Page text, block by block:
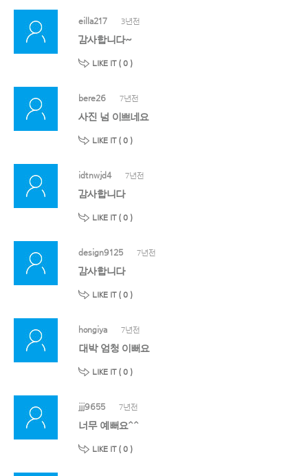
eilla217 3년전
감사합니다~
LIKE IT ( 0 )
bere26 7년전
사진 넘 이쁘네요
LIKE IT ( 0 )
idtnwjd4 7년전
감사합니다
LIKE IT ( 0 )
design9125 7년전
감사합니다
LIKE IT ( 0 )
hongiya 7년전
대박 엄청 이뻐요
LIKE IT ( 0 )
jjj9655 7년전
너무 예뻐요^^
LIKE IT ( 0 )